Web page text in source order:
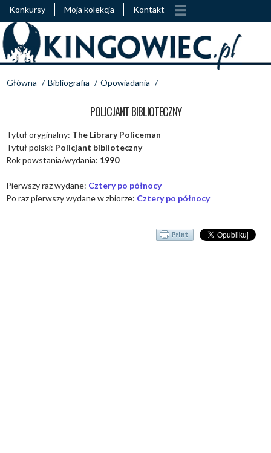
Konkursy Moja kolekcja Kontakt
Główna / Bibliografia / Opowiadania /
POLICJANT BIBLIOTECZNY
Tytuł oryginalny: The Library Policeman
Tytuł polski: Policjant biblioteczny
Rok powstania/wydania: 1990
Pierwszy raz wydane: Cztery po północy
Po raz pierwszy wydane w zbiorze: Cztery po północy